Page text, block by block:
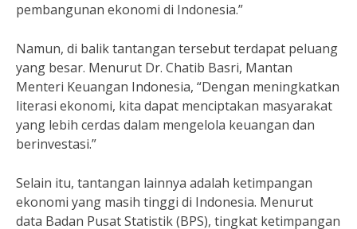
pembangunan ekonomi di Indonesia.”
Namun, di balik tantangan tersebut terdapat peluang
yang besar. Menurut Dr. Chatib Basri, Mantan
Menteri Keuangan Indonesia, “Dengan meningkatkan
literasi ekonomi, kita dapat menciptakan masyarakat
yang lebih cerdas dalam mengelola keuangan dan
berinvestasi.”
Selain itu, tantangan lainnya adalah ketimpangan
ekonomi yang masih tinggi di Indonesia. Menurut
data Badan Pusat Statistik (BPS), tingkat ketimpangan